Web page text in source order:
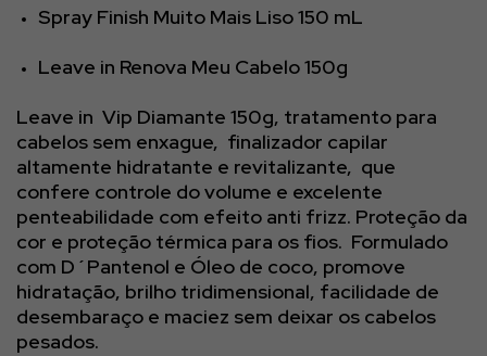
Spray Finish Muito Mais Liso 150 mL
Leave in Renova Meu Cabelo 150g
Leave in Vip Diamante 150g, tratamento para
cabelos sem enxague, finalizador capilar
altamente hidratante e revitalizante, que
confere controle do volume e excelente
penteabilidade com efeito anti frizz. Proteção da
cor e proteção térmica para os fios. Formulado
com D´Pantenol e Óleo de coco, promove
hidratação, brilho tridimensional, facilidade de
desembaraço e maciez sem deixar os cabelos
pesados.